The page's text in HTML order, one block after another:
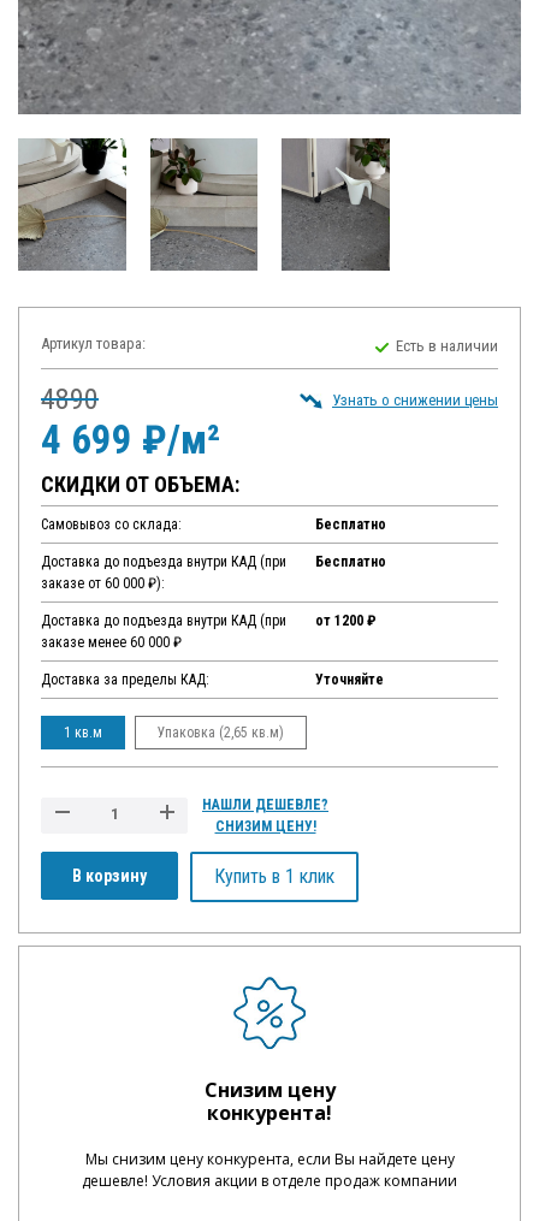
Артикул товара: Есть в наличии
4890
4 699 ₽/м²
Узнать о снижении цены
СКИДКИ ОТ ОБЪЕМА:
Самовывоз со склада: Бесплатно
Доставка до подъезда внутри КАД (при
заказе от 60 000 ₽):
Бесплатно
Доставка до подъезда внутри КАД (при
заказе менее 60 000 ₽
от 1200 ₽
Доставка за пределы КАД: Уточняйте
1 кв.м Упаковка (2,65 кв.м)
В корзину
НАШЛИ ДЕШЕВЛЕ?
СНИЗИМ ЦЕНУ!
Купить в 1 клик
Снизим цену
конкурента!
Мы снизим цену конкурента, если Вы найдете цену
дешевле! Условия акции в отделе продаж компании